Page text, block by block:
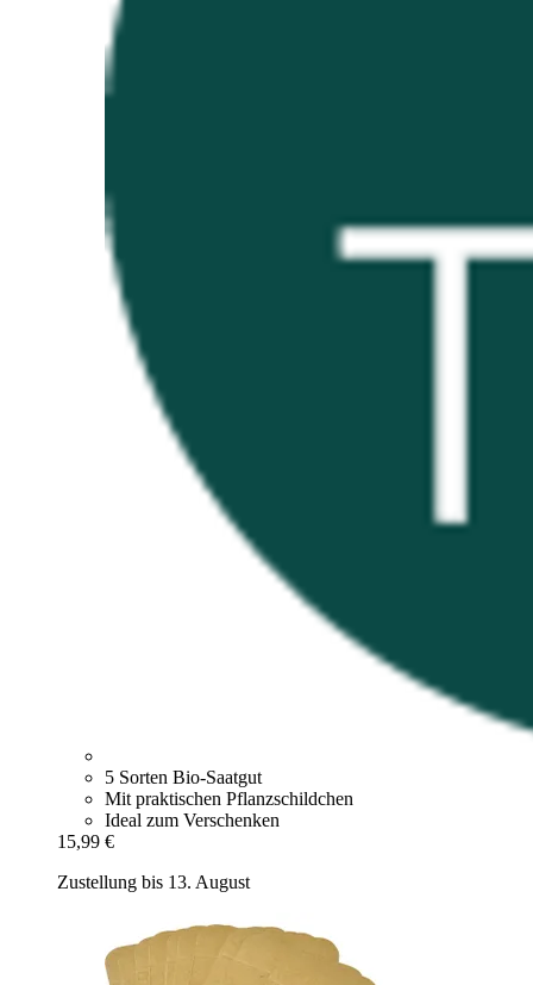
5 Sorten Bio-Saatgut
Mit praktischen Pflanzschildchen
Ideal zum Verschenken
15,99 €
Zustellung bis 13. August